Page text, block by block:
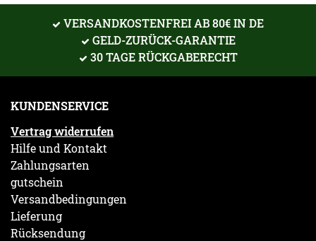
VERSANDKOSTENFREI AB 80€ IN DE
GELD-ZURÜCK-GARANTIE
30 TAGE RÜCKGABERECHT
KUNDENSERVICE
Vertrag widerrufen
Hilfe und Kontakt
Zahlungsarten
gutschein
Versandbedingungen
Lieferung
Rücksendung